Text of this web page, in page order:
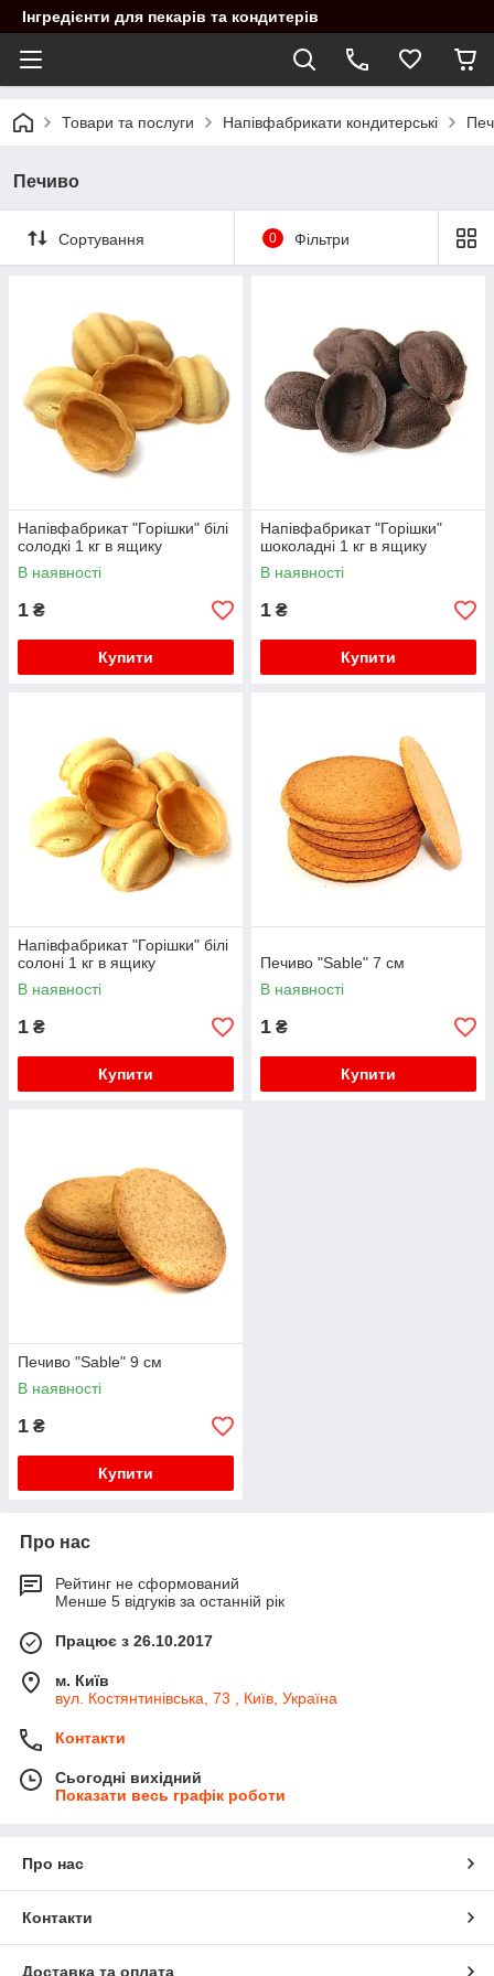
Інгредієнти для пекарів та кондитерів
Товари та послуги Напівфабрикати кондитерські
Печиво
Сортування 0 Фільтри
Напівфабрикат "Горішки" білі
солодкі 1 кг в ящику
В наявності
1 ₴
Купити
Напівфабрикат "Горішки"
шоколадні 1 кг в ящику
В наявності
1 ₴
Купити
Напівфабрикат "Горішки" білі
солоні 1 кг в ящику
В наявності
1 ₴
Купити
Печиво "Sable" 7 см
В наявності
1 ₴
Купити
Печиво "Sable" 9 см
В наявності
1 ₴
Купити
Про нас
Рейтинг не сформований
Менше 5 відгуків за останній рік
Працює з 26.10.2017
м. Київ
вул. Костянтинівська, 73 , Київ, Україна
Контакти
Сьогодні вихідний
Показати весь графік роботи
Про нас
Контакти
Доставка та оплата